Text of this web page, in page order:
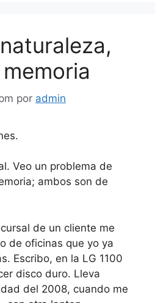
por admin
Veo un problema de
ambos son de
de un cliente me
de oficinas que yo ya
Escribo, en la LG 1100
disco duro. Lleva
del 2008, cuando me